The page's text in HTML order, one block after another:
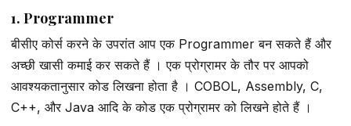
1. Programmer
बीसीए कोर्स करने के उपरांत आप एक Programmer बन सकते हैं और
अच्छी खासी कमाई कर सकते हैं । एक प्रोग्रामर के तौर पर आपको
आवश्यकतानुसार कोड लिखना होता है । COBOL, Assembly, C,
C++, और Java आदि के कोड एक प्रोग्रामर को लिखने होते हैं ।